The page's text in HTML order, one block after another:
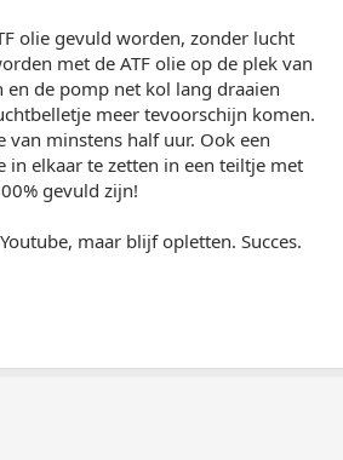
olie gevuld worden, zonder lucht
met de ATF olie op de plek van
de pomp net kol lang draaien
meer tevoorschijn komen.
van minstens half uur. Ook een
in elkaar te zetten in een teiltje met
gevuld zijn!
maar blijf opletten. Succes.